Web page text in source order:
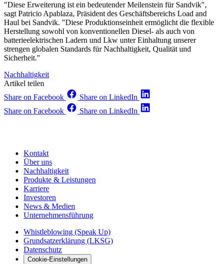
"Diese Erweiterung ist ein bedeutender Meilenstein für Sandvik",
sagt Patricio Apablaza, Präsident des Geschäftsbereichs Load and
Haul bei Sandvik. "Diese Produktionseinheit ermöglicht die flexible
Herstellung sowohl von konventionellen Diesel- als auch von
batterieelektrischen Ladern und Lkw unter Einhaltung unserer
strengen globalen Standards für Nachhaltigkeit, Qualität und
Sicherheit."
Nachhaltigkeit
Artikel teilen
Share on Facebook
Share on LinkedIn
Share on Facebook
Share on LinkedIn
Kontakt
Über uns
Nachhaltigkeit
Produkte & Leistungen
Karriere
Investoren
News & Medien
Unternehmensführung
Whistleblowing (Speak Up)
Grundsatzerklärung (LKSG)
Datenschutz
Cookie-Einstellungen